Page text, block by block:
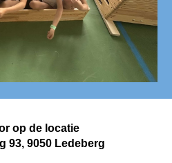
op de locatie
93, 9050 Ledeberg